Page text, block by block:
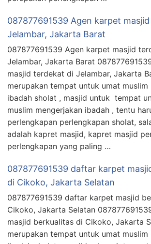
087877691539 Agen karpet
Jelambar, Jakarta Barat
087877691539 Agen karpet masjid
Jelambar, Jakarta Barat
masjid terdekat di Jelambar, Jakarta
merupakan tempat untuk umat muslim
ibadah sholat , masjid untuk tempat
muslim mengerjakan ibadah , tentu
perlengkapan perlengkapan sholat,
adalah kapret masjid, kapret masjid
perlengkapan yang paling …
087877691539 daftar karpet
di Cikoko, Jakarta Selatan
087877691539 daftar karpet masjid
Cikoko, Jakarta Selatan
masjid berkualitas di Cikoko, Jakarta
merupakan tempat untuk umat muslim